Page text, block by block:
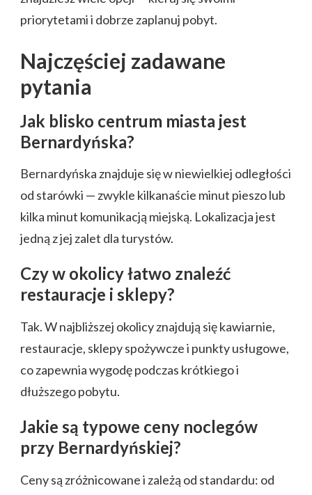
priorytetami i dobrze zaplanuj pobyt.
Najczęściej zadawane
pytania
Jak blisko centrum miasta jest
Bernardyńska?
Bernardyńska znajduje się w niewielkiej odległości
od starówki — zwykle kilkanaście minut pieszo lub
kilka minut komunikacją miejską. Lokalizacja jest
jedną z jej zalet dla turystów.
Czy w okolicy łatwo znaleźć
restauracje i sklepy?
Tak. W najbliższej okolicy znajdują się kawiarnie,
restauracje, sklepy spożywcze i punkty usługowe,
co zapewnia wygodę podczas krótkiego i
dłuższego pobytu.
Jakie są typowe ceny noclegów
przy Bernardyńskiej?
Ceny są zróżnicowane i zależą od standardu: od